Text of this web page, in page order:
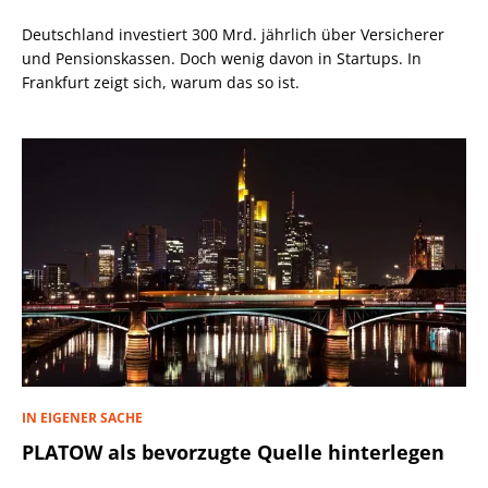
Deutschland investiert 300 Mrd. jährlich über Versicherer
und Pensionskassen. Doch wenig davon in Startups. In
Frankfurt zeigt sich, warum das so ist.
IN EIGENER SACHE
PLATOW als bevorzugte Quelle hinterlegen